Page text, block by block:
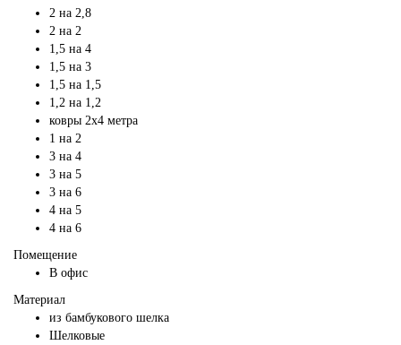
2 на 2,8
2 на 2
1,5 на 4
1,5 на 3
1,5 на 1,5
1,2 на 1,2
ковры 2х4 метра
1 на 2
3 на 4
3 на 5
3 на 6
4 на 5
4 на 6
Помещение
В офис
Материал
из бамбукового шелка
Шелковые